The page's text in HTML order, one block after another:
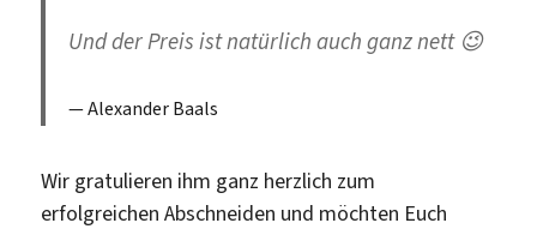
Und der Preis ist natürlich auch ganz nett 😉
Alexander Baals
Wir gratulieren ihm ganz herzlich zum
erfolgreichen Abschneiden und möchten Euch